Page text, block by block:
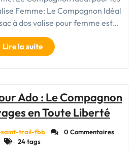
Femme: Le Compagnon Idéal
à dos valise pour femme est…
Lire la suite"Le
Sac
à
Femme
:
Indispensable
Ado : Le Compagnon
en Toute Liberté
trail-fbb
0 Commentaires
24 tags